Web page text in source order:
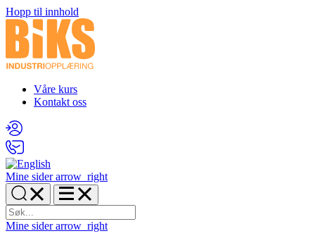
Hopp til innhold
Våre kurs
Kontakt oss
Mine sider arrow_right
Mine sider arrow_right